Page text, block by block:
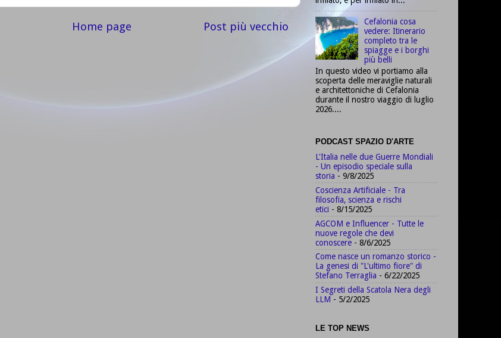
Post più vecchio
Home page
Cefalonia cosa
vedere: Itinerario
completo tra le
spiagge e i borghi
più belli
In questo video vi portiamo alla
scoperta delle meraviglie naturali
e architettoniche di Cefalonia
durante il nostro viaggio di luglio
2026....
PODCAST SPAZIO D'ARTE
L'Italia nelle due Guerre Mondiali
- Un episodio speciale sulla
storia - 9/8/2025
Coscienza Artificiale - Tra
filosofia, scienza e rischi
etici - 8/15/2025
AGCOM e Influencer - Tutte le
nuove regole che devi
conoscere - 8/6/2025
Come nasce un romanzo storico -
La genesi di "L'ultimo fiore" di
Stefano Terraglia - 6/22/2025
I Segreti della Scatola Nera degli
LLM - 5/2/2025
LE TOP NEWS